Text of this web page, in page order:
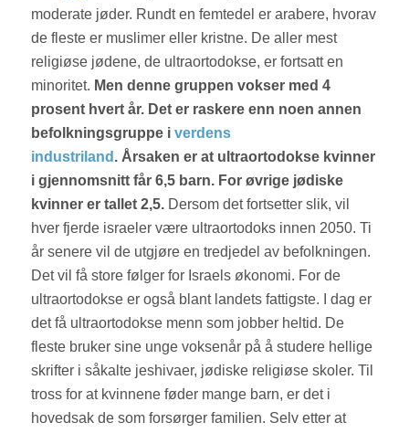
moderate jøder. Rundt en femtedel er arabere, hvorav
de fleste er muslimer eller kristne. De aller mest
religiøse jødene, de ultraortodokse, er fortsatt en
minoritet. Men denne gruppen vokser med 4
prosent hvert år. Det er raskere enn noen annen
befolkningsgruppe iverdens
industriland .Årsaken er at ultraortodokse kvinner
i gjennomsnitt får 6,5 barn. For øvrige jødiske
kvinner er tallet 2,5. Dersom det fortsetter slik, vil
hver fjerde israeler være ultraortodoks innen 2050. Ti
år senere vil de utgjøre en tredjedel av befolkningen.
Det vil få store følger for Israels økonomi. For de
ultraortodokse er også blant landets fattigste. I dag er
det få ultraortodokse menn som jobber heltid. De
fleste bruker sine unge voksenår på å studere hellige
skrifter i såkalte jeshivaer, jødiske religiøse skoler. Til
tross for at kvinnene føder mange barn, er det i
hovedsak de som forsørger familien. Selv etter at